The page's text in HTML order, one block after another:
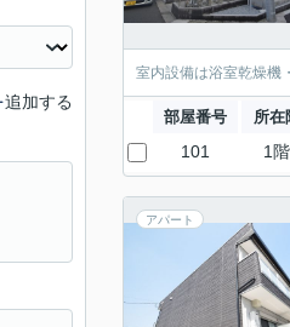
室内設備は浴室乾燥機
部屋番号 所在
101 1階
アパート
追加する